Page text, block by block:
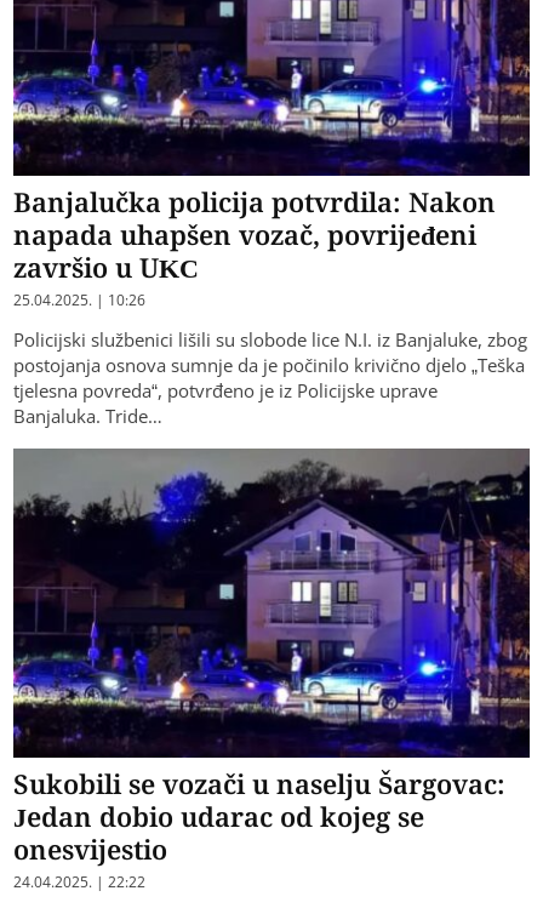
Banjalučka policija potvrdila: Nakon
napada uhapšen vozač, povrijeđeni
završio u UKC
25.04.2025. | 10:26
Policijski službenici lišili su slobode lice N.I. iz Banjaluke, zbog
postojanja osnova sumnje da je počinilo krivično djelo „Teška
tjelesna povreda“, potvrđeno je iz Policijske uprave
Banjaluka. Tride…
Sukobili se vozači u naselju Šargovac:
Jedan dobio udarac od kojeg se
onesvijestio
24.04.2025. | 22:22